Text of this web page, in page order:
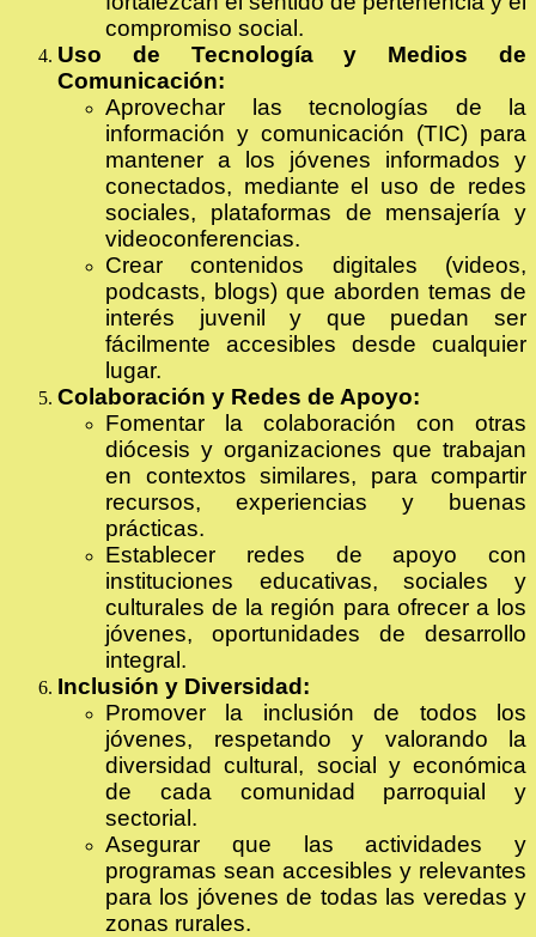
compromiso social.
Uso de Tecnología y Medios de
Comunicación:
Aprovechar las tecnologías de la
información y comunicación (TIC) para
mantener a los jóvenes informados y
conectados, mediante el uso de redes
sociales, plataformas de mensajería y
videoconferencias.
Crear contenidos digitales (videos,
podcasts, blogs) que aborden temas de
interés juvenil y que puedan ser
fácilmente accesibles desde cualquier
lugar.
Colaboración y Redes de Apoyo:
Fomentar la colaboración con otras
diócesis y organizaciones que trabajan
en contextos similares, para compartir
recursos, experiencias y buenas
prácticas.
Establecer redes de apoyo con
instituciones educativas, sociales y
culturales de la región para ofrecer a los
jóvenes, oportunidades de desarrollo
integral.
Inclusión y Diversidad:
Promover la inclusión de todos los
jóvenes, respetando y valorando la
diversidad cultural, social y económica
de cada comunidad parroquial y
sectorial.
Asegurar que las actividades y
programas sean accesibles y relevantes
para los jóvenes de todas las veredas y
zonas rurales.